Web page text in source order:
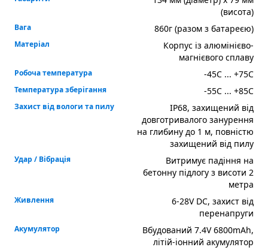
(висота)
Вага 860г (разом з батареєю)
Матеріал
Корпус із алюмінієво-
магнієвого сплаву
Робоча температура -45С ... +75С
Температура зберігання -55С ... +85С
Захист від вологи та пилу
IP68, захищений від
довготривалого занурення
на глибину до 1 м, повністю
захищений від пилу
Удар / Вібрація
Витримує падіння на
бетонну підлогу з висоти 2
метра
Живлення
6-28V DC, захист від
перенапруги
Акумулятор
Вбудований 7.4V 6800mAh,
літій-іонний акумулятор